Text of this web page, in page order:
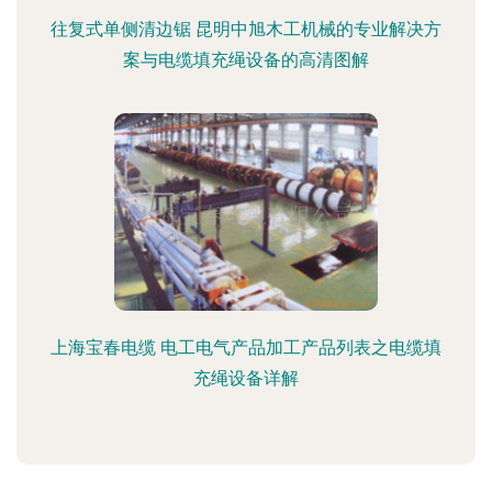
往复式单侧清边锯 昆明中旭木工机械的专业解决方
案与电缆填充绳设备的高清图解
上海宝春电缆 电工电气产品加工产品列表之电缆填
充绳设备详解